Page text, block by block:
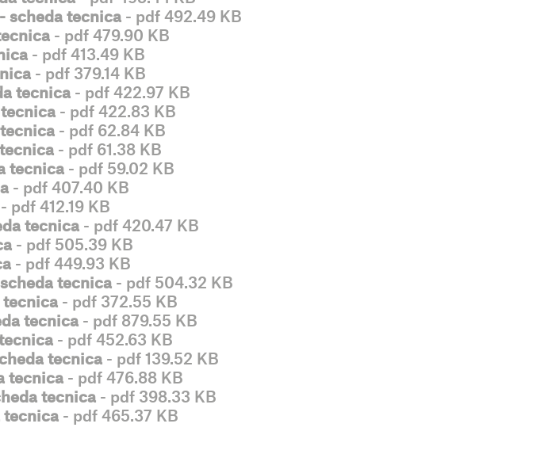
scheda tecnica - pdf 492.49 KB
- pdf 479.90 KB
- pdf 413.49 KB
- pdf 379.14 KB
tecnica - pdf 422.97 KB
- pdf 422.83 KB
- pdf 62.84 KB
- pdf 61.38 KB
tecnica - pdf 59.02 KB
- pdf 407.40 KB
- pdf 412.19 KB
tecnica - pdf 420.47 KB
- pdf 505.39 KB
- pdf 449.93 KB
tecnica - pdf 504.32 KB
tecnica - pdf 372.55 KB
tecnica - pdf 879.55 KB
- pdf 452.63 KB
tecnica - pdf 139.52 KB
tecnica - pdf 476.88 KB
tecnica - pdf 398.33 KB
tecnica - pdf 465.37 KB